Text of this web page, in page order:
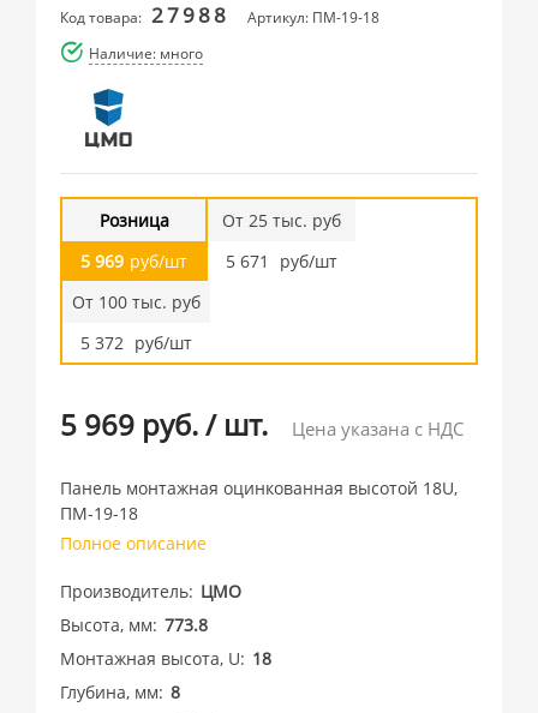
Код товара: 27988
Артикул: ПМ-19-18
Наличие: много
Розница
5 969 руб/шт
От 25 тыс. руб
5 671
руб/шт
От 100 тыс. руб
5 372 руб/шт
5 969 руб./ шт. Цена указана с НДС
Панель монтажная оцинкованная высотой 18U,
ПМ-19-18
Полное описание
Производитель ЦМО
Высота, мм 773.8
Монтажная высота, U
18
Глубина, мм 8